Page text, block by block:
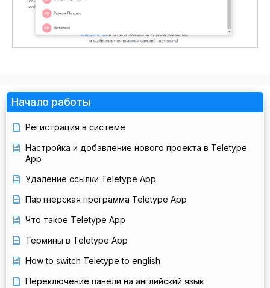
Начало работы
Регистрация в системе
Настройка и добавление нового проекта в Teletype
App
Удаление ссылки Teletype App
Партнерская программа Teletype App
Что такое Teletype App
Термины в Teletype App
How to switch Teletype to english
Переключение панели на английский язык